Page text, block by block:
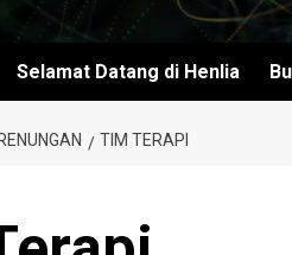
Selamat Datang di Henlia
RENUNGAN TIM TERAPI